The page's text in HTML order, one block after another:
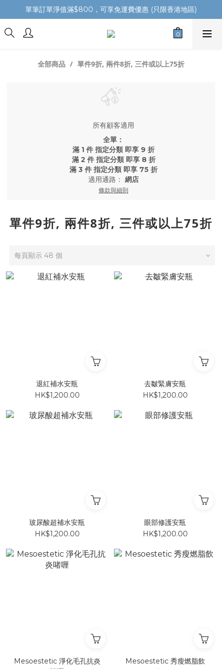
單筆訂單淨值滿$800，可享免運費優惠 (只限香港地區)
全部商品 單件9折, 兩件8折, 三件或以上75折
所有顧客適用
全單：
滿 1 件 指定分類 即享 9 折
滿 2 件 指定分類 即享 8 折
滿 3 件 指定分類 即享 75 折
適用通路： 網店
條款與細則
單件9折, 兩件8折, 三件或以上75折
每頁顯示 48 個
退紅補水安瓶
HK$1,200.00
去皺緊膚安瓶
HK$1,200.00
玻尿酸超補水安瓶
HK$1,200.00
眼部修護安瓶
HK$1,200.00
Mesoestetic 淨化毛孔抗炎
Mesoestetic 秀瘦燃脂飲